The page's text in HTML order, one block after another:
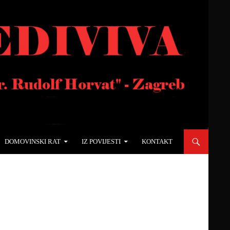
DOMOVINSKI RAT IZ POVIJESTI KONTAKT